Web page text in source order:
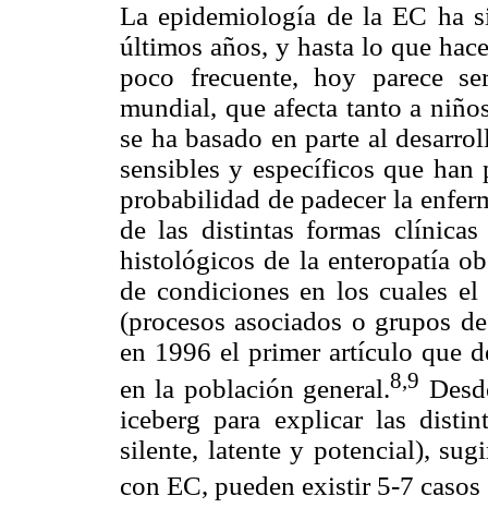
La epidemiología de la EC ha
últimos años, y hasta lo que
poco frecuente, hoy parece
mundial, que afecta tanto a
se ha basado en parte al
sensibles y específicos que
probabilidad de padecer la
de las distintas formas
histológicos de la enteropatía
de condiciones en los cuales
(procesos asociados o grupos
en 1996 el primer artículo que
en la población general.8,9
iceberg para explicar las
silente, latente y potencial),
con EC, pueden existir 5-7